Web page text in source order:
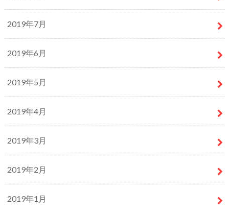
2019年7月
2019年6月
2019年5月
2019年4月
2019年3月
2019年2月
2019年1月